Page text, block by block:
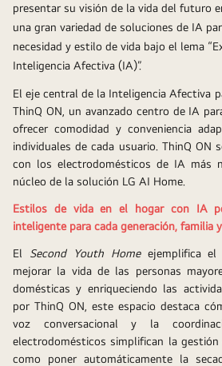
presentar su visión de la vida del futuro
una gran variedad de soluciones de IA
necesidad y estilo de vida bajo el lema
Inteligencia Afectiva (IA)”.
El eje central de la Inteligencia Afectiva
ThinQ ON, un avanzado centro de IA
ofrecer comodidad y conveniencia
individuales de cada usuario. ThinQ ON
con los electrodomésticos de IA más
núcleo de la solución LG AI Home.
Estilos de vida en el hogar con IA
inteligente para cada generación, familia
El Second Youth Home ejemplifica el
mejorar la vida de las personas
domésticas y enriqueciendo las
por ThinQ ON, este espacio destaca
voz conversacional y la
electrodomésticos simplifican la
como poner automáticamente la